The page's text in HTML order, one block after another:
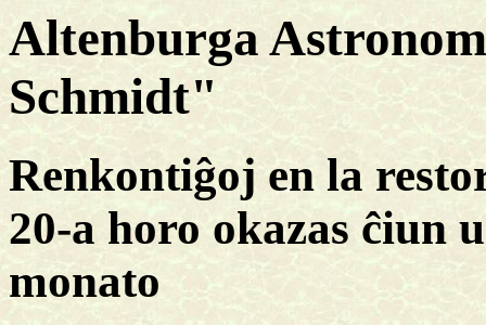
Altenburga
Schmidt"
Renkontiĝoj en la
20-a horo okazas ĉiun
monato